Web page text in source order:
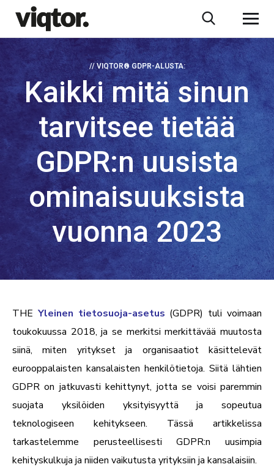
// VIQTOR® GDPR-ALUSTA:
Kaikki mitä sinun
tarvitsee tietää
GDPR:n uusista
ominaisuuksista
vuonna 2023
THE Yleinen tietosuoja-asetus (GDPR) tuli voimaan
toukokuussa 2018, ja se merkitsi merkittävää muutosta
siinä, miten yritykset ja organisaatiot käsittelevät
eurooppalaisten kansalaisten henkilötietoja. Siitä lähtien
GDPR on jatkuvasti kehittynyt, jotta se voisi paremmin
suojata yksilöiden yksityisyyttä ja sopeutua
teknologiseen kehitykseen. Tässä artikkelissa
tarkastelemme perusteellisesti GDPR:n uusimpia
kehityskulkuja ja niiden vaikutusta yrityksiin ja kansalaisiin.